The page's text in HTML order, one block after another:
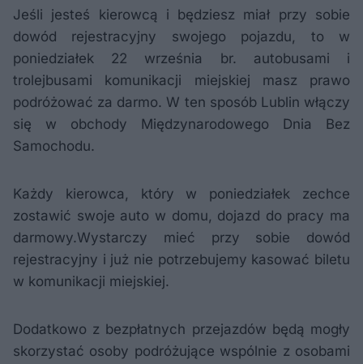
Jeśli jesteś kierowcą i będziesz miał przy sobie
dowód rejestracyjny swojego pojazdu, to w
poniedziałek 22 września br. autobusami i
trolejbusami komunikacji miejskiej masz prawo
podróżować za darmo. W ten sposób Lublin włączy
się w obchody Międzynarodowego Dnia Bez
Samochodu.
Każdy kierowca, który w poniedziałek zechce
zostawić swoje auto w domu, dojazd do pracy ma
darmowy.Wystarczy mieć przy sobie dowód
rejestracyjny i już nie potrzebujemy kasować biletu
w komunikacji miejskiej.
Dodatkowo z bezpłatnych przejazdów będą mogły
skorzystać osoby podróżujące wspólnie z osobami